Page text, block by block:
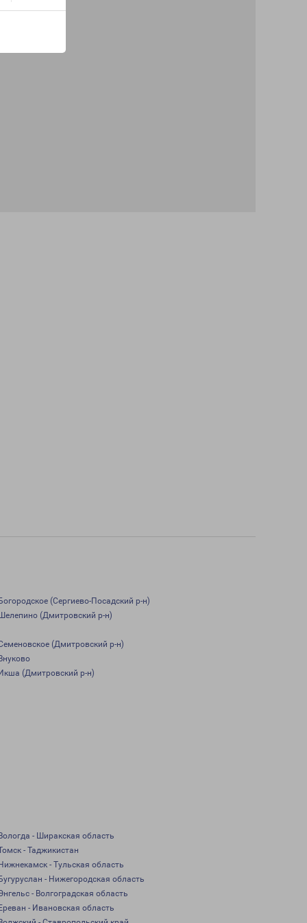
(Сергиево-Посадский р-н)
(Дмитровский р-н)
(Дмитровский р-н)
(Дмитровский р-н)
- Ширакская область
- Таджикистан
- Тульская область
- Нижегородская область
- Волгоградская область
- Ивановская область